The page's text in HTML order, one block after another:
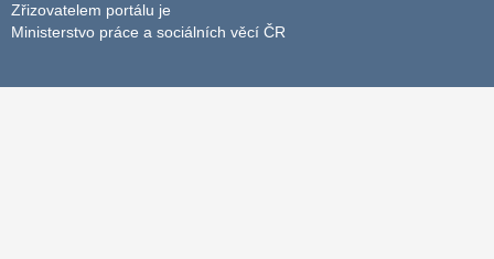
Zřizovatelem portálu je
Ministerstvo práce a sociálních věcí ČR